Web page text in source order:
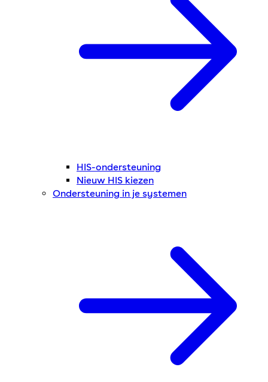
HIS-ondersteuning
Nieuw HIS kiezen
Ondersteuning in je systemen